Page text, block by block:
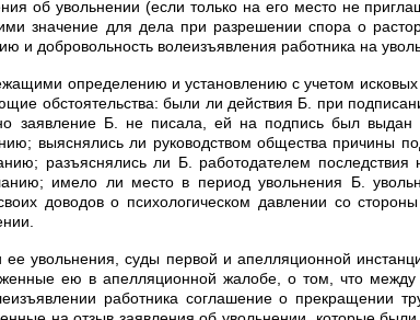
об увольнении (если только на его место не
значение для дела при разрешении спора о
и добровольность волеизъявления работника на
определению и установлению с учетом
обстоятельства: были ли действия Б. при
заявление Б. не писала, ей на подпись был
выяснялись ли руководством общества причины
разъяснялись ли Б. работодателем
имело ли место в период увольнения Б.
доводов о психологическом давлении со
ее увольнения, суды первой и апелляционной
ею в апелляционной жалобе, о том, что
работника соглашение о